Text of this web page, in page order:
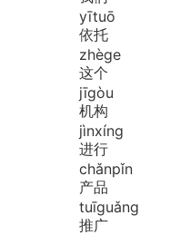
yītuō
依托
zhège
这个
jīgòu
机构
jìnxíng
进行
chǎnpǐn
产品
tuīguǎng
推广